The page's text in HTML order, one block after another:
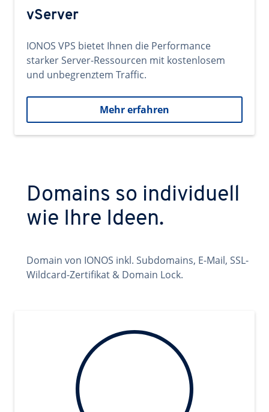
vServer
IONOS VPS bietet Ihnen die Performance
starker Server-Ressourcen mit kostenlosem
und unbegrenztem Traffic.
Mehr erfahren
Domains so individuell
wie Ihre Ideen.
Domain von IONOS inkl. Subdomains, E-Mail, SSL-
Wildcard-Zertifikat & Domain Lock.